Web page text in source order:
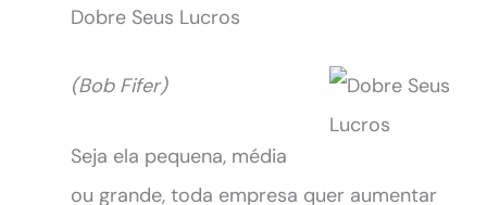
Dobre Seus Lucros
(Bob Fifer)
Seja ela pequena, média
ou grande, toda empresa quer aumentar